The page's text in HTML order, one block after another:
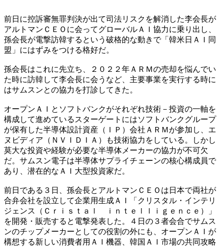
前日に控訴審無罪判決が出て司法リスクを解消した李会長が
アルトマンＣＥＯに会ってグローバルＡＩ協力に乗り出し、
孫会長が電撃訪韓するという破格的な動きで「韓米日ＡＩ同
盟」にはずみをつける格好だ。
孫会長はこれに先立ち、２０２２年ＡＲＭの売却を悩んでい
た時に訪韓して李会長に会うなど、主要事業を実行する時に
はサムスンとの協力を打診してきた。
オープンＡＩとソフトバンクがそれぞれ技術－投資の一軸を
構成して進めているスターゲートにはソフトバンクグループ
が保有した半導体設計資産（ＩＰ）会社ＡＲＭが参加し、エ
ヌビディア（ＮＶＩＤＩＡ）も技術協力をしている。しかし
莫大な投資や経験が必要な半導体メーカーの協力が不可欠
だ。サムスン電子は半導体サプライチェーンの核心構成員で
あり、潜在的なＡＩ大型投資家だ。
前日である３日、孫会長とアルトマンＣＥＯは日本で両社が
合弁会社を設立して企業用生成ＡＩ「クリスタル・インテリ
ジェンス（Ｃｒｉｓｔａｌ ｉｎｔｅｌｌｉｇｅｎｃｅ）」
を開発・販売すると電撃発表した。４日の３者会合でサムス
ンのチップメーカーとしての役割の外にも、オープンＡＩが
構想する新しい消費者用ＡＩ機器、韓国ＡＩ市場の共同攻略